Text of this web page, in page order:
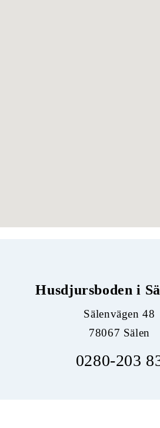
Husdjursboden i
Sälenvägen 48
78067 Sälen
0280-203